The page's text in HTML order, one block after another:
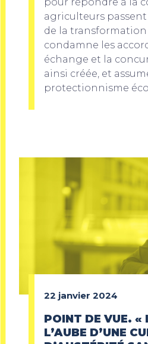
agriculteurs passent
de la transformation
condamne les
échange et la
ainsi créée, et
protectionnisme
22 janvier 2024
POINT DE VUE. «
L’AUBE D’UNE